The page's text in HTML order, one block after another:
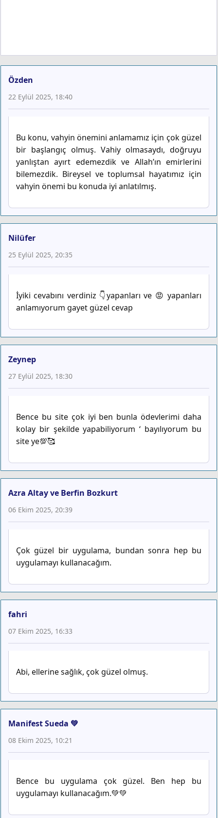
Özden
22 Eylül 2025, 18:40
Bu konu, vahyin önemini anlamamız için çok güzel
bir başlangıç olmuş. Vahiy olmasaydı, doğruyu
yanlıştan ayırt edemezdik ve Allah’ın emirlerini
bilemezdik. Bireysel ve toplumsal hayatımız için
vahyin önemi bu konuda iyi anlatılmış.
Nilüfer
25 Eylül 2025, 20:35
İyiki cevabını verdiniz 👇yapanları ve 😡 yapanları
anlamıyorum gayet güzel cevap
Zeynep
27 Eylül 2025, 18:30
Bence bu site çok iyi ben bunla ödevlerimi daha
kolay bir şekilde yapabiliyorum ‘ bayılıyorum bu
site ye💯🥰
Azra Altay ve Berfin Bozkurt
06 Ekim 2025, 20:39
Çok güzel bir uygulama, bundan sonra hep bu
uygulamayı kullanacağım.
fahri
07 Ekim 2025, 16:33
Abi, ellerine sağlık, çok güzel olmuş.
Manifest Sueda 💚
08 Ekim 2025, 10:21
Bence bu uygulama çok güzel. Ben hep bu
uygulamayı kullanacağım.💚💚